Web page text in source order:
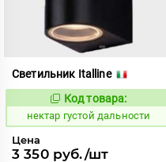
Светильник Italline
Код:
1127996
Код товара:
нектар густой дальности
Цена
3 350 руб./шт